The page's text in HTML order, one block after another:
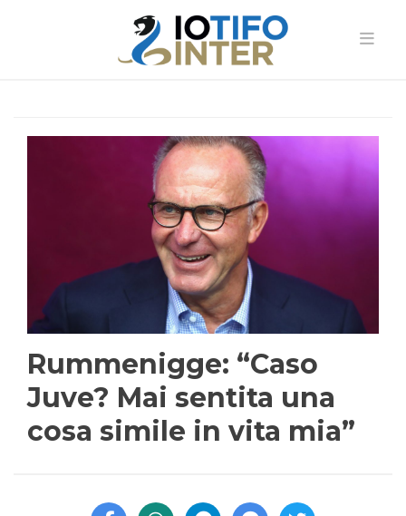
Rummenigge: “Caso
Juve? Mai sentita una
cosa simile in vita mia”